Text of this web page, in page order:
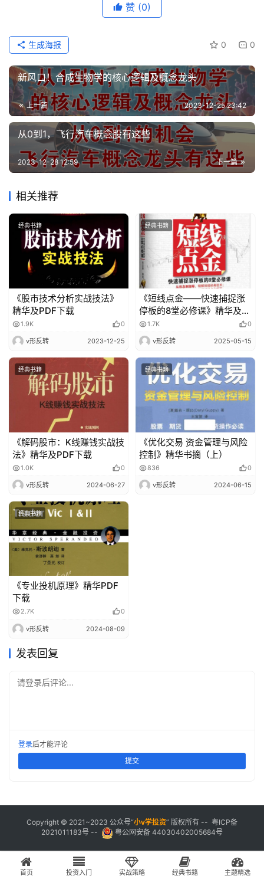
赞 (0)
0 0
生成海报
新风口！合成生物学的核心逻辑及概念龙头
上一篇 2023-12-25 23:42
从0到1，飞行汽车概念股有这些
下一篇
2023-12-28 12:59
相关推荐
经典书籍
《股市技术分析实战技法》
精华及PDF下载
1.9K 0
v形反转 2023-12-25
经典书籍
《短线点金——快速捕捉涨
停板的8堂必修课》精华及
PDF下载
1.7K 0
v形反转 2025-05-15
经典书籍
《解码股市：K线赚钱实战技
法》精华及PDF下载
1.0K 0
v形反转 2024-06-27
经典书籍
《优化交易 资金管理与风险
控制》精华书摘（上）
836 0
v形反转 2024-06-15
经典书籍
《专业投机原理》精华PDF
下载
2.7K 0
v形反转 2024-08-09
发表回复
请登录后评论...
登录后才能评论
提交
Copyright © 2021~2023 公众号“小v学投资” 版权所有 -- 粤ICP备
2021011183号 -- 粤公网安备 44030402005684号
首页 投资入门 实战策略 经典书籍 主题精选